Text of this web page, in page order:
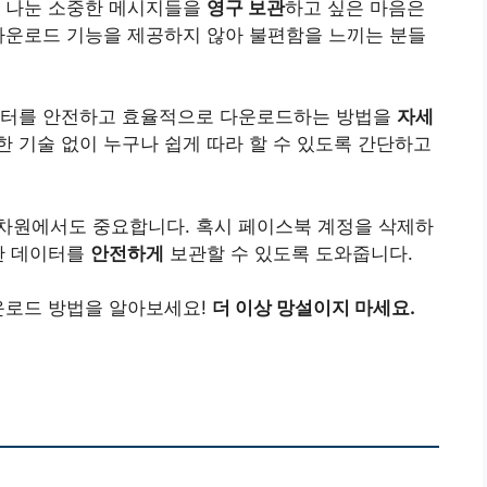
눈 소중한 메시지들을 영구 보관하고 싶은 마음은
로드 기능을 제공하지 않아 불편함을 느끼는 분들
를 안전하고 효율적으로 다운로드하는 방법을 자세
기술 없이 누구나 쉽게 따라 할 수 있도록 간단하고
원에서도 중요합니다. 혹시 페이스북 계정을 삭제하
데이터를 안전하게 보관할 수 있도록 도와줍니다.
드 방법을 알아보세요! 더 이상 망설이지 마세요.